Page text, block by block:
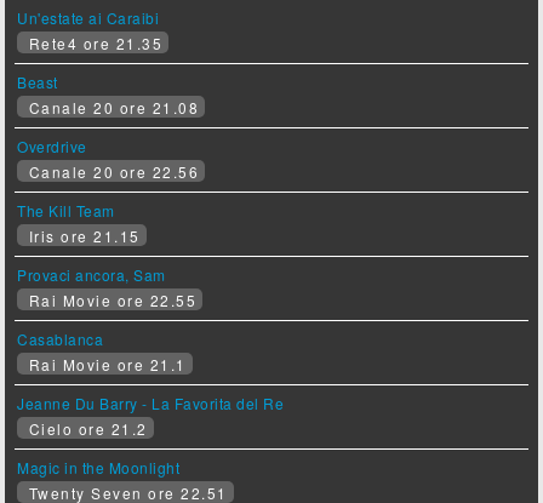
Un'estate ai Caraibi
Rete4 ore 21.35
Beast
Canale 20 ore 21.08
Overdrive
Canale 20 ore 22.56
The Kill Team
Iris ore 21.15
Provaci ancora, Sam
Rai Movie ore 22.55
Casablanca
Rai Movie ore 21.1
Jeanne Du Barry - La Favorita del Re
Cielo ore 21.2
Magic in the Moonlight
Twenty Seven ore 22.51